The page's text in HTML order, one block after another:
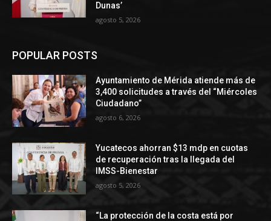
Dunas’
agosto 5, 2026
POPULAR POSTS
Ayuntamiento de Mérida atiende más de
3,400 solicitudes a través del “Miércoles
Ciudadano”
agosto 6, 2026
Yucatecos ahorran $13 mdp en cuotas
de recuperación tras la llegada del
IMSS-Bienestar
agosto 5, 2026
“La protección de la costa está por